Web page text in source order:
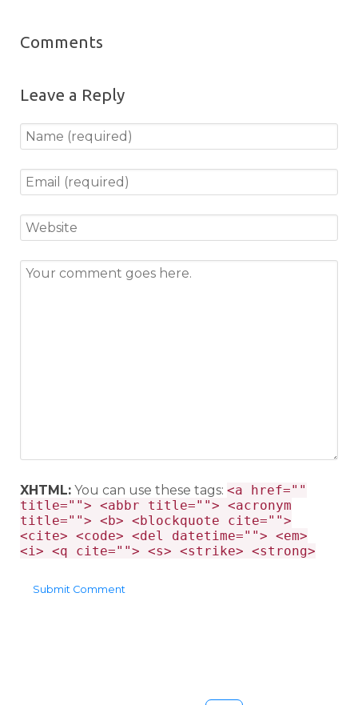
Comments
Leave a Reply
XHTML: You can use these tags: <a href=""
title=""> <abbr title=""> <acronym
title=""> <b> <blockquote cite="">
<cite> <code> <del datetime=""> <em>
<i> <q cite=""> <s> <strike> <strong>